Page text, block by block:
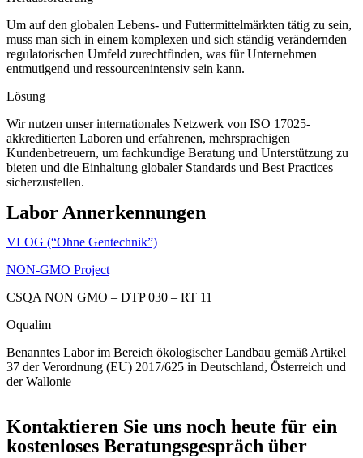
Um auf den globalen Lebens- und Futtermittelmärkten tätig zu sein,
muss man sich in einem komplexen und sich ständig verändernden
regulatorischen Umfeld zurechtfinden, was für Unternehmen
entmutigend und ressourcenintensiv sein kann.
Lösung
Wir nutzen unser internationales Netzwerk von ISO 17025-
akkreditierten Laboren und erfahrenen, mehrsprachigen
Kundenbetreuern, um fachkundige Beratung und Unterstützung zu
bieten und die Einhaltung globaler Standards und Best Practices
sicherzustellen.
Labor Annerkennungen
VLOG (“Ohne Gentechnik”)
NON-GMO Project
CSQA NON GMO – DTP 030 – RT 11
Oqualim
Benanntes Labor im Bereich ökologischer Landbau gemäß Artikel
37 der Verordnung (EU) 2017/625 in Deutschland, Österreich und
der Wallonie
Kontaktieren Sie uns noch heute für ein
kostenloses Beratungsgespräch über